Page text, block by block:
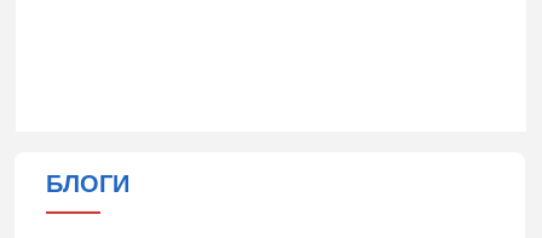
БЛОГИ